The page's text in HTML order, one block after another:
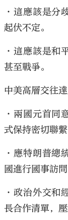
•這應該是分
起伏不定。
•這應該是和
甚至戰爭。
中美高層交往
•兩國元首同
式保持密切聯繫
•應特朗普總
國進行國事訪問
•政治外交和
長合作清單，壓